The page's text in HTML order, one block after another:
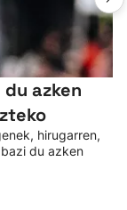
azken
hirugarren,
du azken